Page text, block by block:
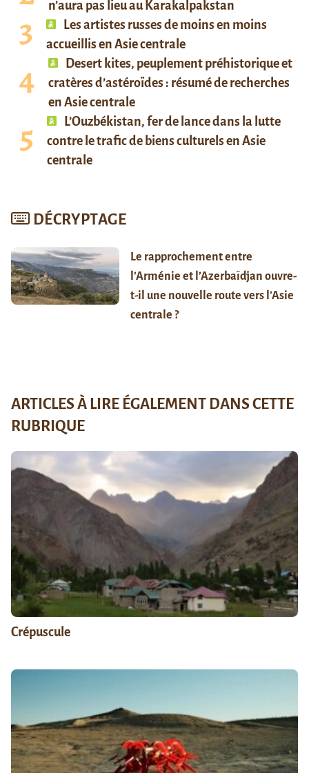
n’aura pas lieu au Karakalpakstan
Les artistes russes de moins en moins
accueillis en Asie centrale
Desert kites, peuplement préhistorique et
cratères d’astéroïdes : résumé de recherches
en Asie centrale
L’Ouzbékistan, fer de lance dans la lutte
contre le trafic de biens culturels en Asie
centrale
DÉCRYPTAGE
Le rapprochement entre
l’Arménie et l’Azerbaïdjan ouvre-
t-il une nouvelle route vers l’Asie
centrale ?
ARTICLES À LIRE ÉGALEMENT DANS CETTE
RUBRIQUE
Crépuscule